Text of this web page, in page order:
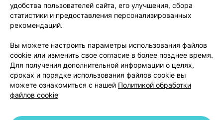
Размещение рекламы
Медицинский маркетинг
Публичный договор
Доставка
Способы оплаты
Вакансии
Партнеры
Написать руководителю 103.by
Написать в поддержку
Персональные настройки Cookie
удобства пользователей сайта, его улучшения, сбора
статистики и предоставления персонализированных
рекомендаций.
Вы можете настроить параметры использования файлов
cookie или изменить свое согласие в более позднее время.
Для получения дополнительной информации о целях,
сроках и порядке использования файлов cookie вы
можете ознакомиться с нашей Политикой обработки
файлов cookie